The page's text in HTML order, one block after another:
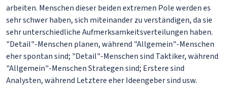
arbeiten. Menschen dieser beiden extremen Pole werden es
sehr schwer haben, sich miteinander zu verständigen, da sie
sehr unterschiedliche Aufmerksamkeitsverteilungen haben.
"Detail"-Menschen planen, während "Allgemein"-Menschen
eher spontan sind; "Detail"-Menschen sind Taktiker, während
"Allgemein"-Menschen Strategen sind; Erstere sind
Analysten, während Letztere eher Ideengeber sind usw.